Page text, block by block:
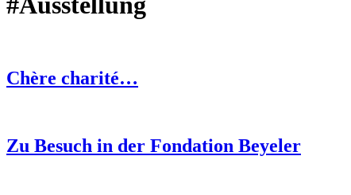
Chère charité…
Zu Besuch in der Fondation Beyeler